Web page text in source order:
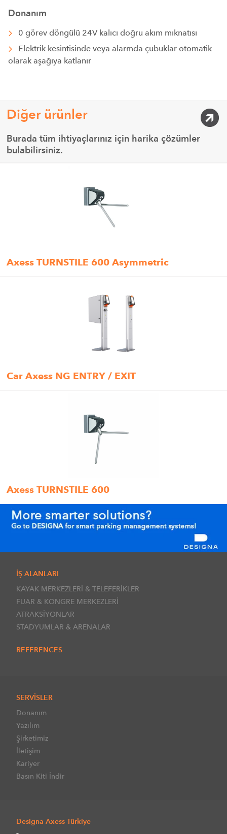
Donanım
0 görev döngülü 24V kalıcı doğru akım mıknatısı
Elektrik kesintisinde veya alarmda çubuklar otomatik
olarak aşağıya katlanır
Diğer ürünler
Burada tüm ihtiyaçlarınız için harika çözümler
bulabilirsiniz.
Axess TURNSTILE 600 Asymmetric
Car Axess NG ENTRY / EXIT
Axess TURNSTILE 600
İŞ ALANLARI
KAYAK MERKEZLERİ & TELEFERİKLER
FUAR & KONGRE MERKEZLERİ
ATRAKSİYONLAR
STADYUMLAR & ARENALAR
REFERENCES
SERVİSLER
Donanım
Yazılım
Şirketimiz
İletişim
Kariyer
Basın Kiti İndir
Designa Axess Türkiye